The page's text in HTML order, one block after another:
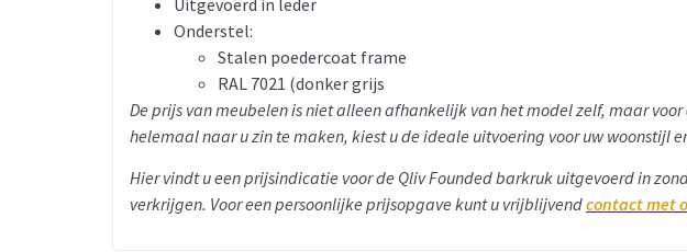
Onderstel:
Stalen poedercoat frame
RAL 7021 (donker grijs
De prijs van meubelen is niet alleen afhankelijk van het model zelf, maar
helemaal naar u zin te maken, kiest u de ideale uitvoering voor uw woonstijl
Hier vindt u een prijsindicatie voor de Qliv Founded barkruk uitgevoerd in
verkrijgen. Voor een persoonlijke prijsopgave kunt u vrijblijvendcontact met